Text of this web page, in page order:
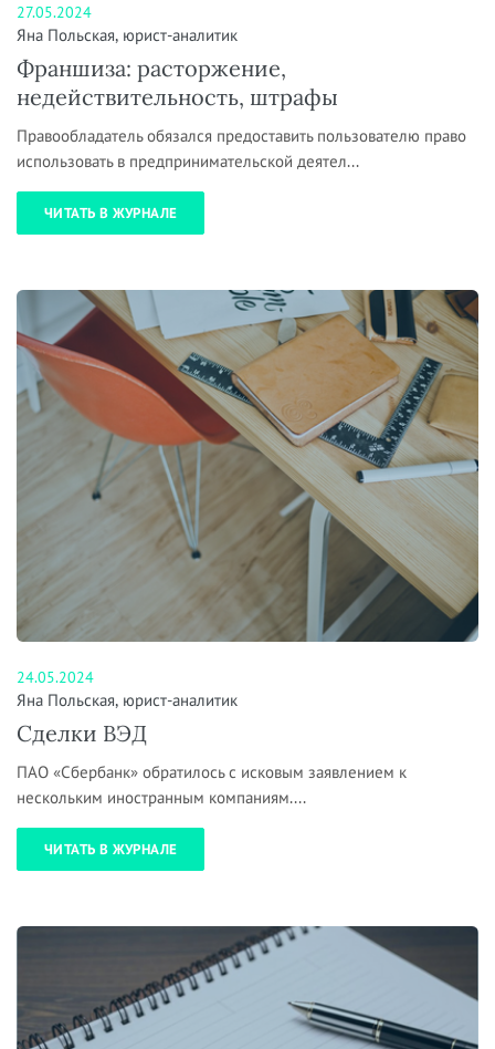
27.05.2024
Яна Польская, юрист-аналитик
Франшиза: расторжение,
недействительность, штрафы
Правообладатель обязался предоставить пользователю право
использовать в предпринимательской деятел...
ЧИТАТЬ В ЖУРНАЛЕ
24.05.2024
Яна Польская, юрист-аналитик
Сделки ВЭД
ПАО «Сбербанк» обратилось с исковым заявлением к
нескольким иностранным компаниям....
ЧИТАТЬ В ЖУРНАЛЕ